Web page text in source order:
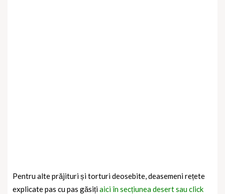
Pentru alte prăjituri și torturi deosebite, deasemeni rețete
explicate pas cu pas găsițiaici în secțiunea desert sau click